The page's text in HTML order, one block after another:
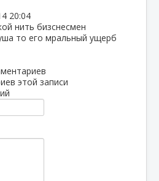
20:04
нить бизснесмен
то его мральный ущерб
этой записи